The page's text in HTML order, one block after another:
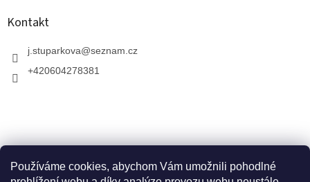
Používáme cookies, abychom Vám umožnili pohodlné
Kontakt
j.stuparkova@seznam.cz
+420604278381